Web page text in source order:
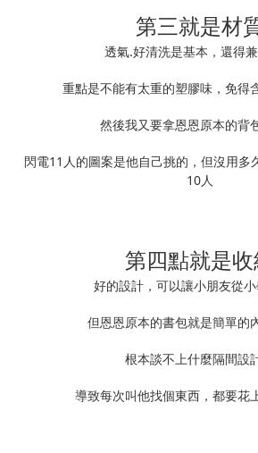
第三就是材
透氣.好清洗是基本，還得
重點是不能有太重的塑膠味，免得
然後我又要拿恩恩原本的背
閃電11人的圖案是他自己挑的，但沒用多
10人
第四點就是
好的設計，可以讓小朋友從
但恩恩原本的書包就是簡單的
根本談不上什麼隔間設
導致每次叫他找個東西，都要花